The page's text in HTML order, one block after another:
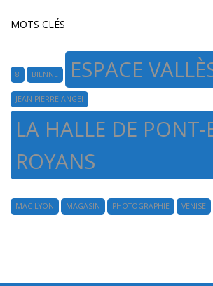
MOTS CLÉS
8 BIENNE ESPACE
JEAN-PIERRE ANGEI
LA HALLE DE PONT-
ROYANS
MAC LYON MAGASIN PHOTOGRAPHIE VENISE